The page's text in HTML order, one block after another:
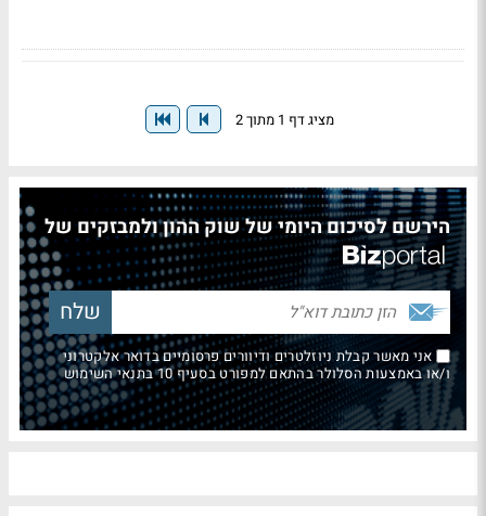
מציג דף 1 מתוך 2
הירשם לסיכום היומי של שוק ההון ולמבזקים של
אני מאשר קבלת ניוזלטרים ודיוורים פרסומיים בדואר אלקטרוני
ו/או באמצעות הסלולר בהתאם למפורט בסעיף 10 בתנאי השימוש